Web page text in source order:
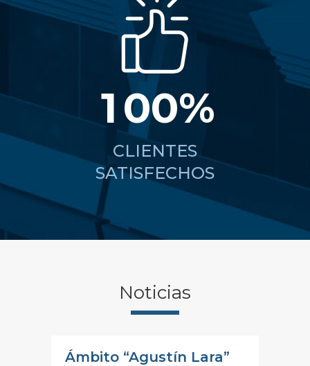
0
1 00%
CLIENTES
SATISFECHOS
Noticias
Ámbito “Agustín Lara”